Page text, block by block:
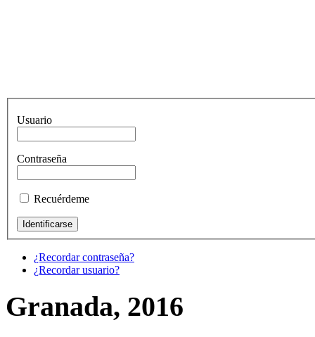
Usuario
Contraseña
Recuérdeme
¿Recordar contraseña?
¿Recordar usuario?
Granada, 2016